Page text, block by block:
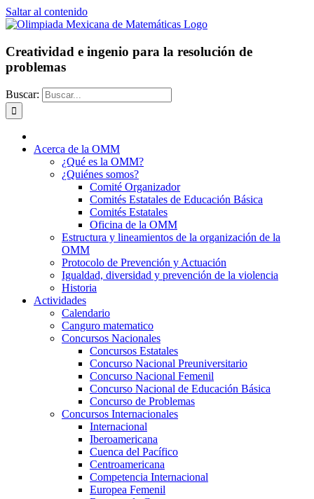
Saltar al contenido
Creatividad e ingenio para la resolución de
problemas
Buscar:
Acerca de la OMM
¿Qué es la OMM?
¿Quiénes somos?
Comité Organizador
Comités Estatales de Educación Básica
Comités Estatales
Oficina de la OMM
Estructura y lineamientos de la organización de la
OMM
Protocolo de Prevención y Actuación
Igualdad, diversidad y prevención de la violencia
Historia
Actividades
Calendario
Canguro matematico
Concursos Nacionales
Concursos Estatales
Concurso Nacional Preuniversitario
Concurso Nacional Femenil
Concurso Nacional de Educación Básica
Concurso de Problemas
Concursos Internacionales
Internacional
Iberoamericana
Cuenca del Pacífico
Centroamericana
Competencia Internacional
Europea Femenil